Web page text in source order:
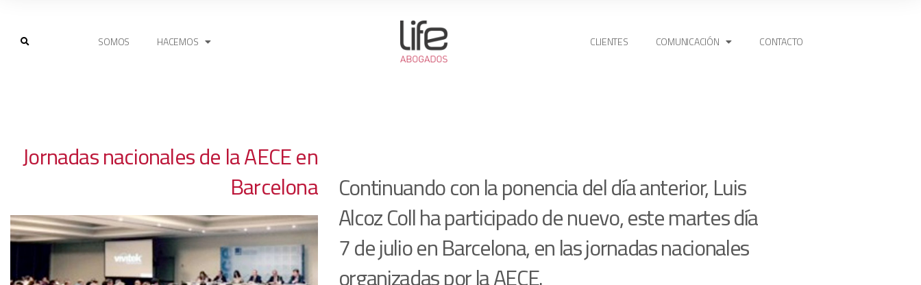
SOMOS HACEMOS CLIENTES COMUNICACIÓN CONTACTO
Jornadas nacionales de la AECE en
Barcelona
Continuando con la ponencia del día anterior, Luis
Alcoz Coll ha participado de nuevo, este martes día
7 de julio en Barcelona, en las jornadas nacionales
organizadas por la AECE.